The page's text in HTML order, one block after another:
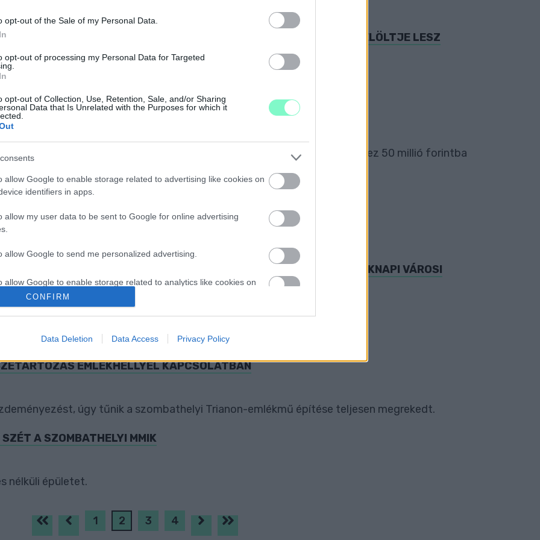
opt-out of the Sale of my Personal Data.
opt-out of processing my Personal Data for Targeted
opt-out of Collection, Use, Retention, Sale, and/or Sharing
Data that Is Unrelated with the Purposes for which it
allow Google to enable storage related to advertising like cookies on
identifiers in apps.
allow my user data to be sent to Google for online advertising
allow Google to send me personalized advertising.
allow Google to enable storage related to analytics like cookies on
identifiers in apps.
allow Google to enable storage related to functionality of the website
CONFIRM
Data Deletion Data Access Privacy Policy
de egyelőre azt sem tudni, hol áll a gyűjtés.
ARRA, HOGY A FIDESZ-KDNP SZOMBATHELYI POLGÁRMESTER-JELÖLTJE LESZ
LESZ A BRENNER-VILLÁBÓL
vásárolta meg az épületet. A tető ácsolása már idén elkezdődhet, ez 50 millió forintba
adományokat várnak.
VILLÁT A MOSTANI TULAJDONOS
élhet elővásárlási jogával.
FIDESZ-KDNP IS CSATLAKOZOTT AZ ÖSSZETARTOZÁS ELMÉKNAPI VÁROSI
EMLÉKHELLYEL KAPCSOLATBAN
úgy tűnik a szombathelyi Trianon-emlékmű építése teljesen megrekedt.
A SZOMBATHELYI MMIK
nélküli épületet.
1 2 3 4